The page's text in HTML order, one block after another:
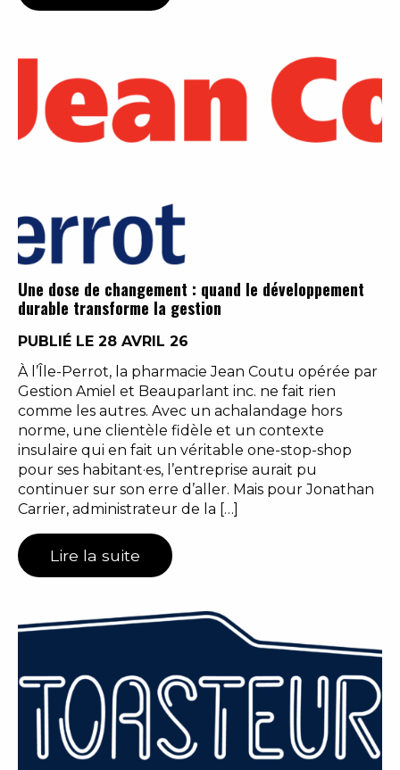
Une dose de changement : quand le développement
durable transforme la gestion
PUBLIÉ LE 28 AVRIL 26
À l’Île-Perrot, la pharmacie Jean Coutu opérée par
Gestion Amiel et Beauparlant inc. ne fait rien
comme les autres. Avec un achalandage hors
norme, une clientèle fidèle et un contexte
insulaire qui en fait un véritable one-stop-shop
pour ses habitant·es, l’entreprise aurait pu
continuer sur son erre d’aller. Mais pour Jonathan
Carrier, administrateur de la […]
Lire la suite